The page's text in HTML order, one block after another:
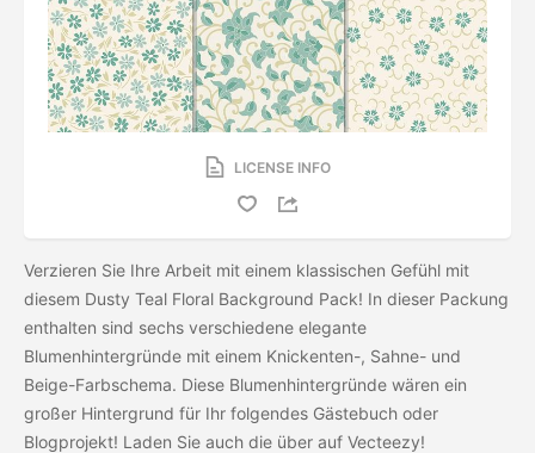
LICENSE INFO
Verzieren Sie Ihre Arbeit mit einem klassischen Gefühl mit
diesem Dusty Teal Floral Background Pack! In dieser Packung
enthalten sind sechs verschiedene elegante
Blumenhintergründe mit einem Knickenten-, Sahne- und
Beige-Farbschema. Diese Blumenhintergründe wären ein
großer Hintergrund für Ihr folgendes Gästebuch oder
Blogprojekt! Laden Sie auch die über auf Vecteezy!